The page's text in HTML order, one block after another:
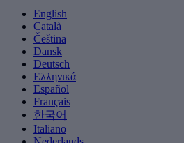
English
Català
Čeština
Dansk
Deutsch
Ελληνικά
Español
Français
한국어
Italiano